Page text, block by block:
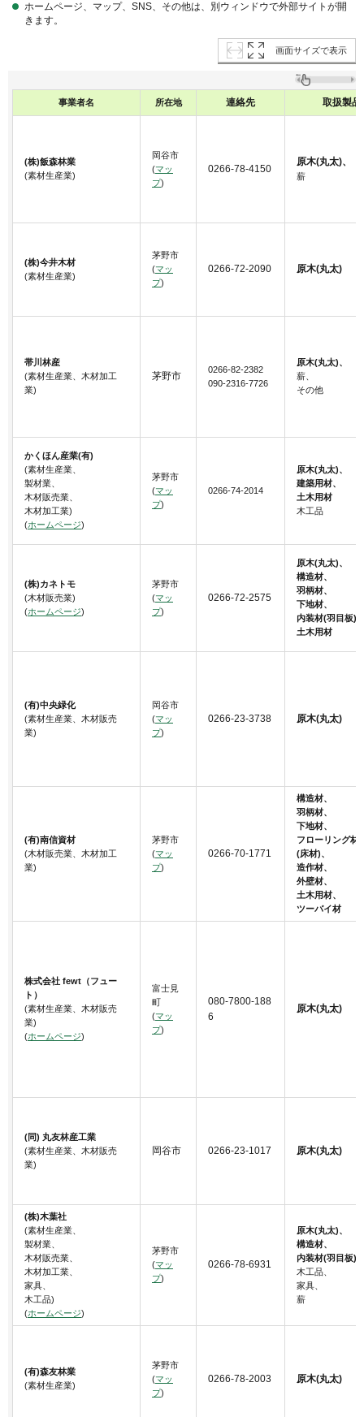
ホームページ、マップ、SNS、その他は、別ウィンドウで外部サイトが開
きます。
画面サイズで表示
事業者名 所在地 連絡先 取扱製品
(株)飯森林業
(素材生産業)
岡谷市
(マッ
プ)
0266-78-4150
原木(丸太)、
薪
(株)今井木材
(素材生産業)
茅野市
(マッ
プ)
0266-72-2090 原木(丸太)
帯川林産
(素材生産業、木材加工
業)
茅野市
0266-82-2382
090-2316-7726
原木(丸太)、
薪、
その他
かくほん産業(有)
(素材生産業、
製材業、
木材販売業、
木材加工業)
(ホームページ)
茅野市
(マッ
プ)
0266-74-2014
原木(丸太)、
建築用材、
土木用材
木工品
(株)カネトモ
(木材販売業)
(ホームページ)
茅野市
(マッ
プ)
0266-72-2575
原木(丸太)、
構造材、
羽柄材、
下地材、
内装材(羽目板)
土木用材
(有)中央緑化
(素材生産業、木材販売
業)
岡谷市
(マッ
プ)
0266-23-3738 原木(丸太)
(有)南信資材
(木材販売業、木材加工
業)
茅野市
(マッ
プ)
0266-70-1771
構造材、
羽柄材、
下地材、
フローリング材
(床材)、
造作材、
外壁材、
土木用材、
ツーバイ材
株式会社 fewt（フュー
ト）
(素材生産業、木材販売
業)
(ホームページ)
富士見
町
(マッ
プ)
080-7800-188
6
原木(丸太)
(同) 丸友林産工業
(素材生産業、木材販売
業)
岡谷市 0266-23-1017 原木(丸太)
(株)木葉社
(素材生産業、
製材業、
木材販売業、
木材加工業、
家具、
木工品)
(ホームページ)
茅野市
(マッ
プ)
0266-78-6931
原木(丸太)、
構造材、
内装材(羽目板)
木工品、
家具、
薪
(有)森友林業
(素材生産業)
茅野市
(マッ
プ)
0266-78-2003 原木(丸太)